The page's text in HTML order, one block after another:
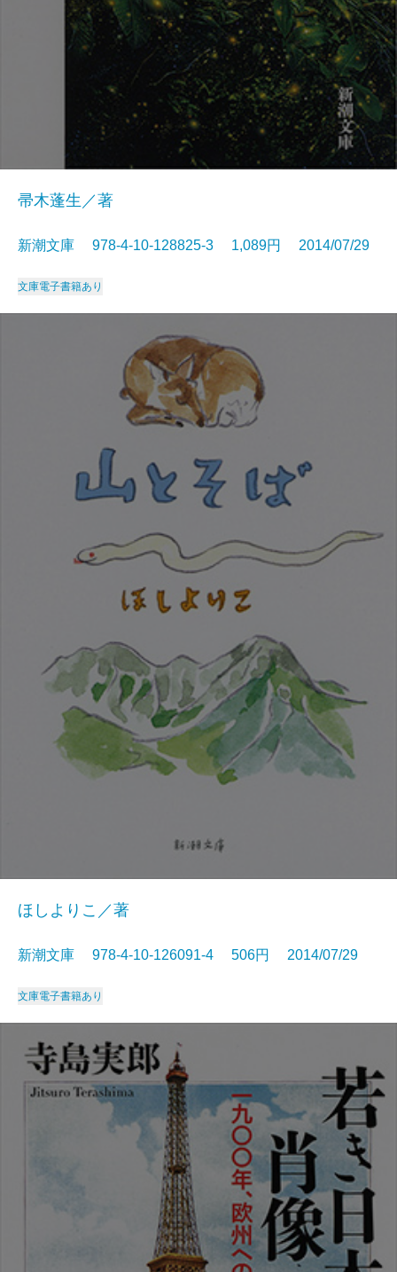
帚木蓬生／著
新潮文庫 978-4-10-128825-3 1,089円 2014/07/29
文庫電子書籍あり
ほしよりこ／著
新潮文庫 978-4-10-126091-4 506円 2014/07/29
文庫電子書籍あり